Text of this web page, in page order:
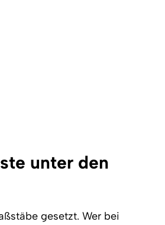
unter den
gesetzt. Wer bei